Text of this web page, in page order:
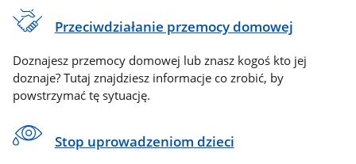
Przeciwdziałanie przemocy domowej
Doznajesz przemocy domowej lub znasz kogoś kto jej
doznaje? Tutaj znajdziesz informacje co zrobić, by
powstrzymać tę sytuację.
Stop uprowadzeniom dzieci